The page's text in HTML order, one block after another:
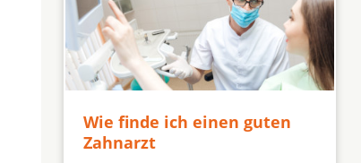
Wie finde ich einen guten
Zahnarzt